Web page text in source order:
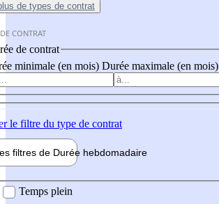
de types de contrat
CONTRAT
de contrat
minimale (en mois) Durée maximale (en mois)
le filtre du type de contrat
filtres de Durée hebdomadaire
Temps plein